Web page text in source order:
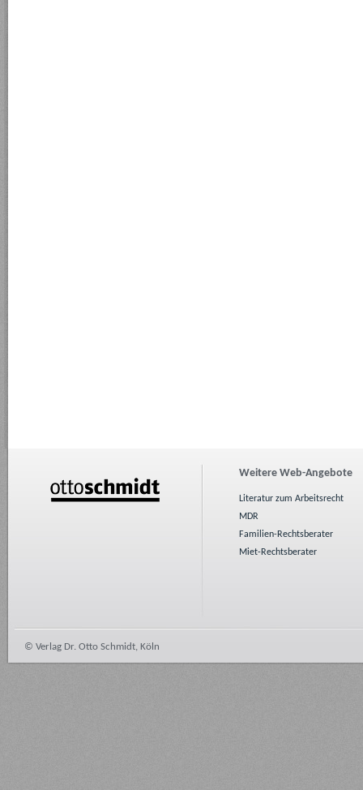
Weitere Web-Angebote
Literatur zum Arbeitsrecht
MDR
Familien-Rechtsberater
Miet-Rechtsberater
© Verlag Dr. Otto Schmidt, Köln